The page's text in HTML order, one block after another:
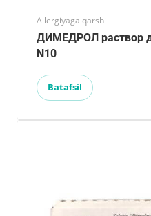
Allergiyaga qarshi
ДИМЕДРОЛ раствор
N10
Batafsil